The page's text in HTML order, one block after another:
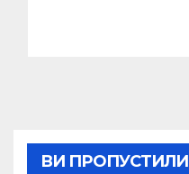
ВИ ПРОПУСТИЛИ